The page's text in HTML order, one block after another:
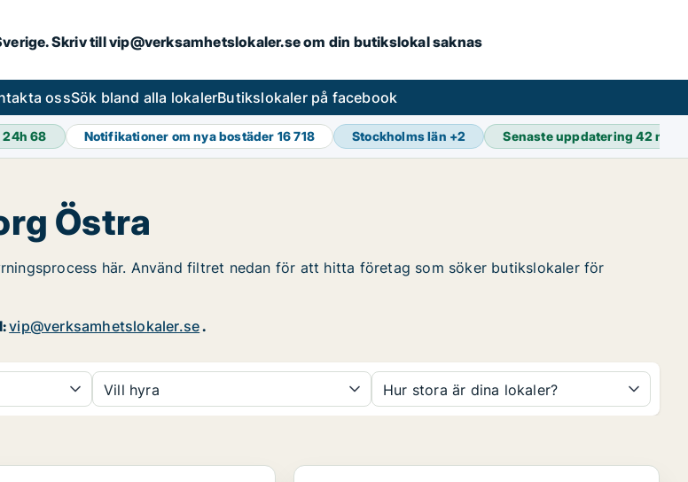
Skriv till vip@verksamhetslokaler.se om din butikslokal saknas
ossSök bland alla lokalerButikslokaler på facebook
24h68 Notifikationer om nya bostäder 16 718 Stockholms län +2 Senaste uppdatering42 min
Östra
här. Använd filtret nedan för att hitta företag som söker butikslokaler för
vip@verksamhetslokaler.se.
Vill hyra Hur stora är dina lokaler?